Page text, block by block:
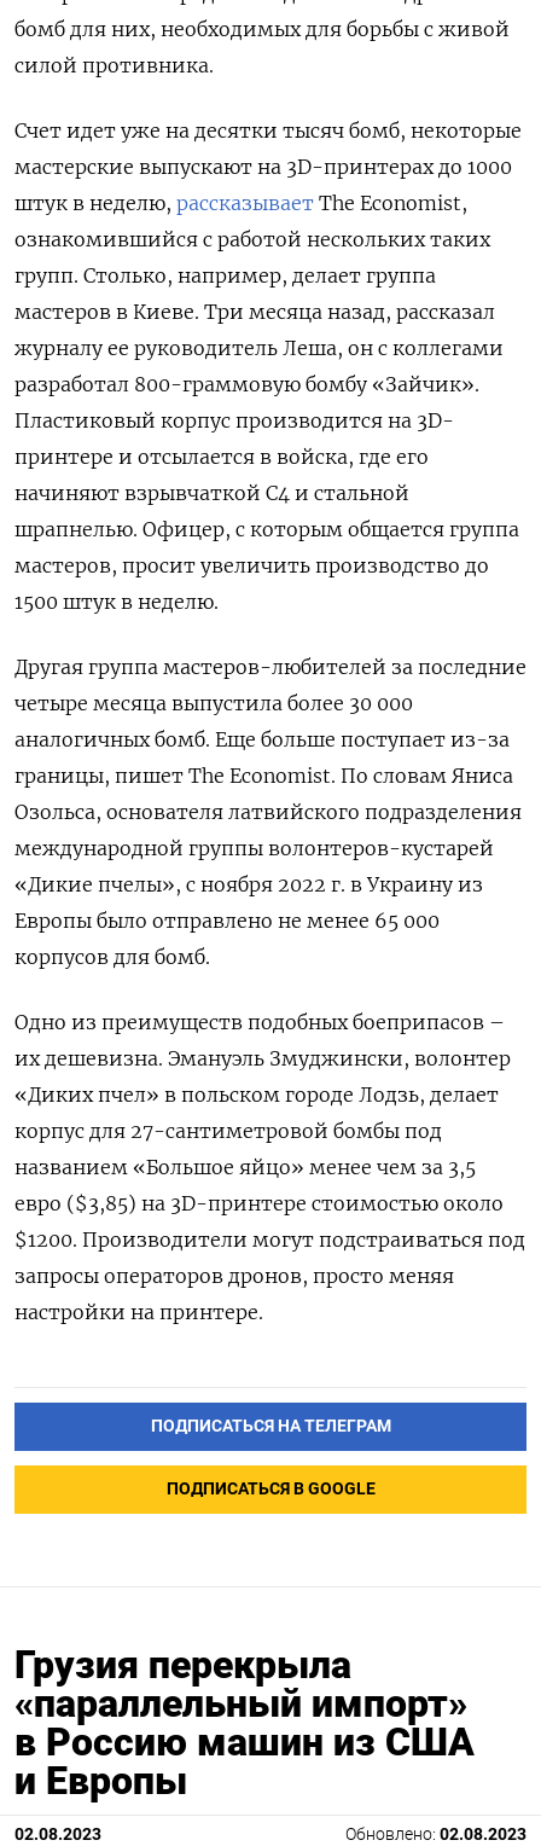
бомб для них, необходимых для борьбы с живой
силой противника.
Счет идет уже на десятки тысяч бомб, некоторые
мастерские выпускают на 3D-принтерах до 1000
штук в неделю, рассказывает The Economist,
ознакомившийся с работой нескольких таких
групп. Столько, например, делает группа
мастеров в Киеве. Три месяца назад, рассказал
журналу ее руководитель Леша, он с коллегами
разработал 800-граммовую бомбу «Зайчик».
Пластиковый корпус производится на 3D-
принтере и отсылается в войска, где его
начиняют взрывчаткой С4 и стальной
шрапнелью. Офицер, с которым общается группа
мастеров, просит увеличить производство до
1500 штук в неделю.
Другая группа мастеров-любителей за последние
четыре месяца выпустила более 30 000
аналогичных бомб. Еще больше поступает из-за
границы, пишет The Economist. По словам Яниса
Озольса, основателя латвийского подразделения
международной группы волонтеров-кустарей
«Дикие пчелы», с ноября 2022 г. в Украину из
Европы было отправлено не менее 65 000
корпусов для бомб.
Одно из преимуществ подобных боеприпасов –
их дешевизна. Эмануэль Змуджински, волонтер
«Диких пчел» в польском городе Лодзь, делает
корпус для 27-сантиметровой бомбы под
названием «Большое яйцо» менее чем за 3,5
евро ($3,85) на 3D-принтере стоимостью около
$1200. Производители могут подстраиваться под
запросы операторов дронов, просто меняя
настройки на принтере.
ПОДПИСАТЬСЯ НА ТЕЛЕГРАМ
ПОДПИСАТЬСЯ В GOOGLE
Грузия перекрыла
«параллельный импорт»
в Россию машин из США
и Европы
02.08.2023 Обновлено: 02.08.2023